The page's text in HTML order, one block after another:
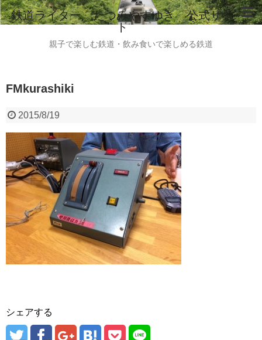
鉄道ライター たつみやすゆき 公式サイ
ト
親子で楽しむ鉄道・飲み食いで楽しめる鉄道
FMkurashiki
2015/8/19
シェアする
instagram
ご意見・ご感想・お問い合わせはこちらから
全国のビール列車情報（2015.8現在）